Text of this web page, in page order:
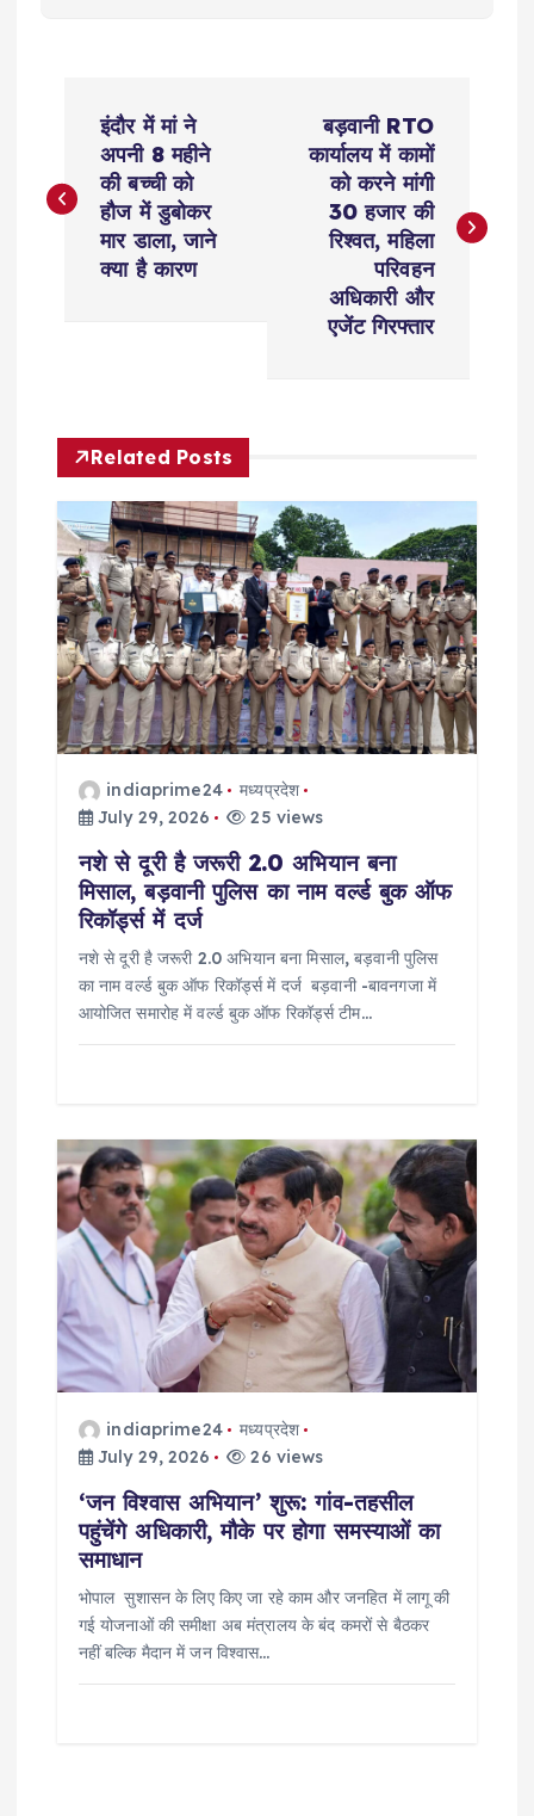
s
v
g
a
t
इंदौर में मां ने
अपनी 8 महीने
की बच्ची को
हौज में डुबोकर
मार डाला, जाने
क्या है कारण
बड़वानी RTO
कार्यालय में कामों
को करने मांगी
30 हजार की
रिश्वत, महिला
परिवहन
अधिकारी और
एजेंट गिरफ्तार
Related Posts
indiaprime24
मध्यप्रदेश
July 29, 2026
25 views
नशे से दूरी है जरूरी 2.0 अभियान बना
मिसाल, बड़वानी पुलिस का नाम वर्ल्ड बुक ऑफ
रिकॉर्ड्स में दर्ज
नशे से दूरी है जरूरी 2.0 अभियान बना मिसाल, बड़वानी पुलिस
का नाम वर्ल्ड बुक ऑफ रिकॉर्ड्स में दर्ज बड़वानी -बावनगजा में
आयोजित समारोह में वर्ल्ड बुक ऑफ रिकॉर्ड्स टीम…
indiaprime24
मध्यप्रदेश
July 29, 2026
26 views
‘जन विश्वास अभियान’ शुरू: गांव-तहसील
पहुंचेंगे अधिकारी, मौके पर होगा समस्याओं का
समाधान
भोपाल सुशासन के लिए किए जा रहे काम और जनहित में लागू की
गई योजनाओं की समीक्षा अब मंत्रालय के बंद कमरों से बैठकर
नहीं बल्कि मैदान में जन विश्वास…